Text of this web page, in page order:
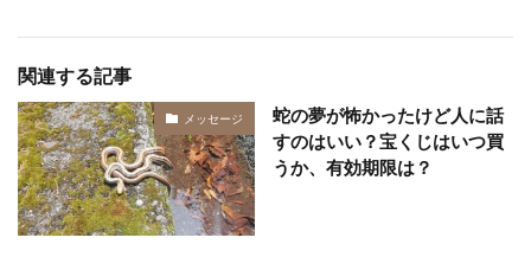
関連する記事
メッセージ
蛇の夢が怖かったけど人に話
すのはいい？宝くじはいつ買
うか、有効期限は？